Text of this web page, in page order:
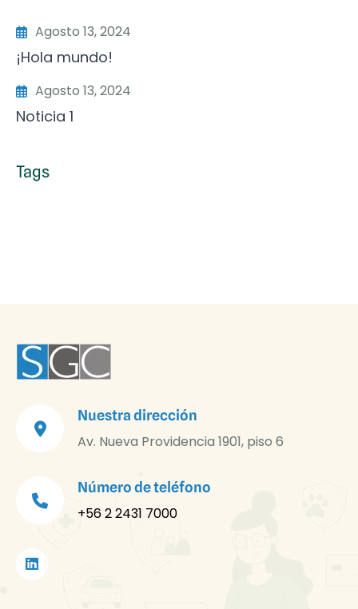
Agosto 13, 2024
¡Hola mundo!
Agosto 13, 2024
Noticia 1
Tags
Nuestra dirección
Av. Nueva Providencia 1901, piso 6
Número de teléfono
+56 2 2431 7000